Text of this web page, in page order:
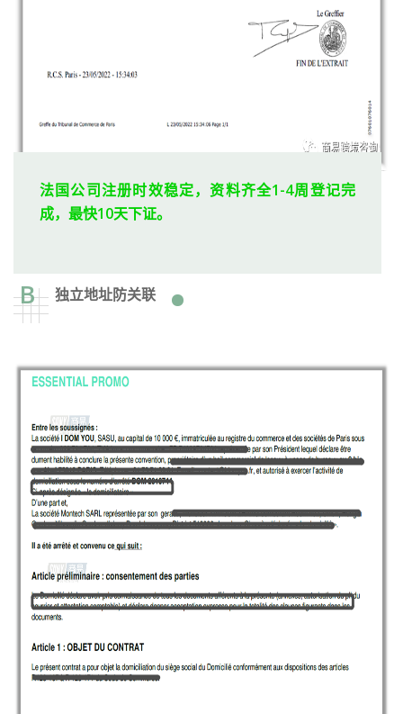
法国公司注册时效稳定，资料齐全1-4周登记完
成，最快10天下证。
B 独立地址防关联